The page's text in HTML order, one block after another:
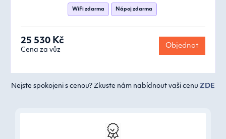
WiFi zdarma Nápoj zdarma
25 530 Kč
Cena za vůz
Objednat
Nejste spokojeni s cenou? Zkuste nám nabídnout vaši cenu ZDE